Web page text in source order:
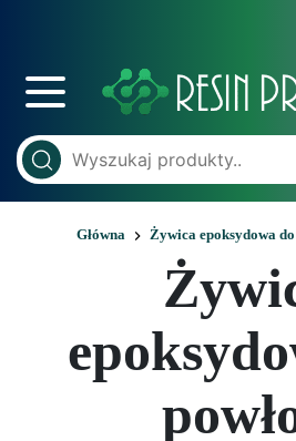
Główna Żywica epoksydowa